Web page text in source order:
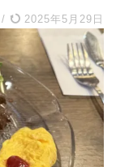
/ 2025年5月29日